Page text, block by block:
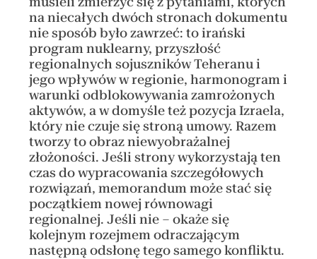
na niecałych dwóch stronach dokumentu
nie sposób było zawrzeć: to irański
program nuklearny, przyszłość
regionalnych sojuszników Teheranu i
jego wpływów w regionie, harmonogram i
warunki odblokowywania zamrożonych
aktywów, a w domyśle też pozycja Izraela,
który nie czuje się stroną umowy. Razem
tworzy to obraz niewyobrażalnej
złożoności. Jeśli strony wykorzystają ten
czas do wypracowania szczegółowych
rozwiązań, memorandum może stać się
początkiem nowej równowagi
regionalnej. Jeśli nie – okaże się
kolejnym rozejmem odraczającym
następną odsłonę tego samego konfliktu.